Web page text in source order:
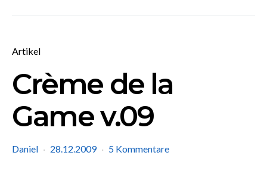
Artikel
Crème de la
Game v.09
Daniel 28.12.2009 5 Kommentare